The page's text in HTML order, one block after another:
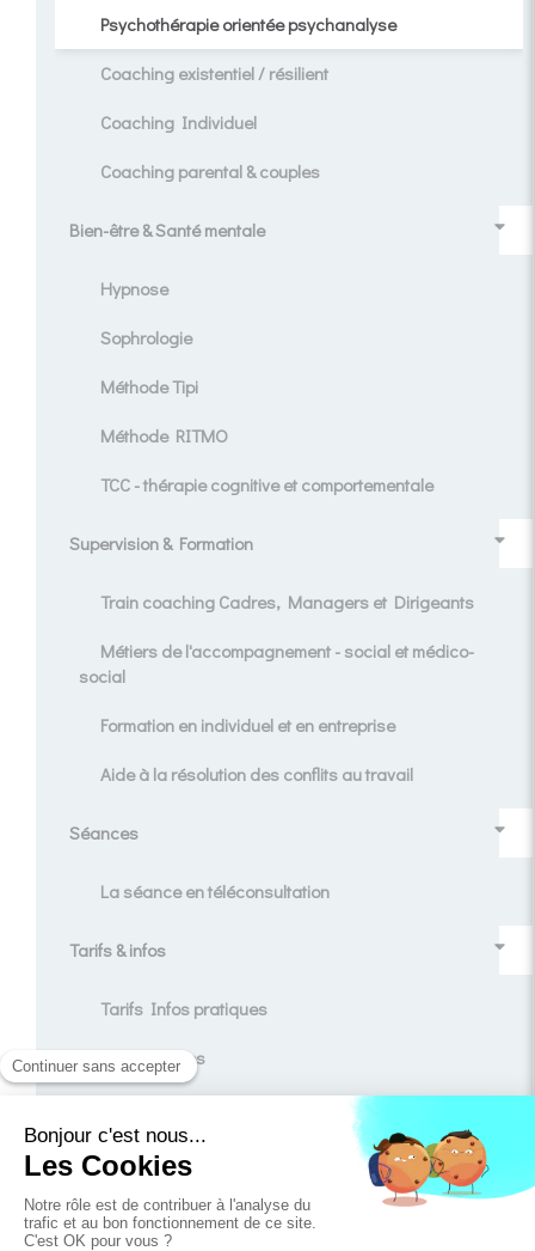
Psychothérapie orientée psychanalyse
Coaching existentiel / résilient
Coaching Individuel
Coaching parental & couples
Bien-être & Santé mentale
Hypnose
Sophrologie
Méthode Tipi
Méthode RITMO
TCC - thérapie cognitive et comportementale
Supervision & Formation
Train coaching Cadres, Managers et Dirigeants
Métiers de l'accompagnement - social et médico-
social
Formation en individuel et en entreprise
Aide à la résolution des conflits au travail
Séances
La séance en téléconsultation
Tarifs & infos
Tarifs Infos pratiques
Témoignages
Blog